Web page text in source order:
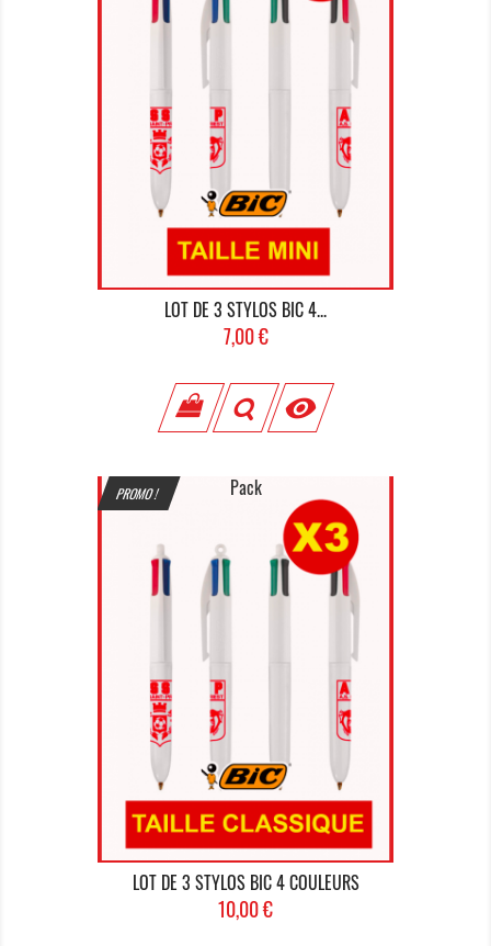
LOT DE 3 STYLOS BIC 4...
Prix
7,00 €

PROMO ! Pack
LOT DE 3 STYLOS BIC 4 COULEURS
Prix
10,00 €